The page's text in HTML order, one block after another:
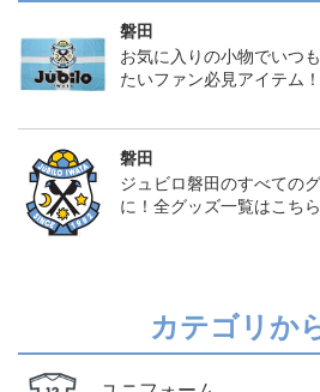
磐田
お気に入りの小物でいつ
たいファン必見アイテム！
磐田
ジュビロ磐田のすべての
に！全グッズ一覧はこちら
カテゴリか